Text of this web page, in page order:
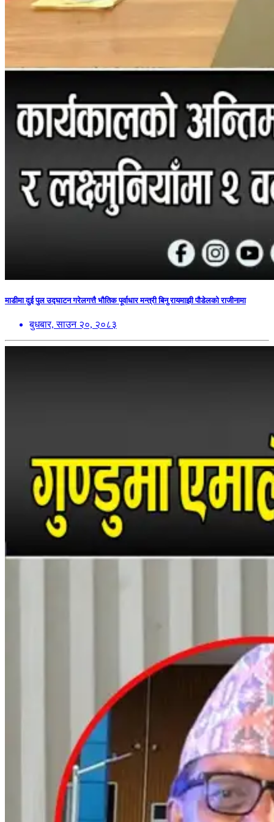
माडीमा दुई पुल उद्घाटन गरेलगत्तै भौतिक पूर्वाधार मन्त्री बिनु रायमाझी पौडेलको राजीनामा
बुधबार, साउन २०, २०८३